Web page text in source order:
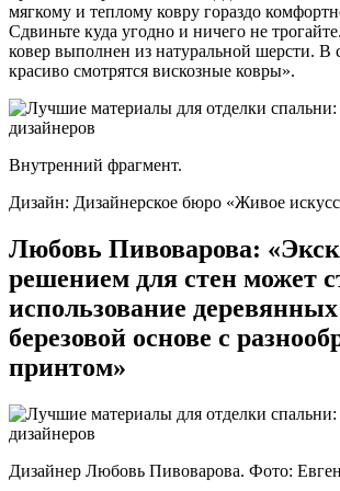
мягкому и теплому ковру гораздо
Сдвиньте куда угодно и ничего не
ковер выполнен из натуральной шерсти. В
красиво смотрятся вискозные ковры».
Внутренний фрагмент.
Дизайн: Дизайнерское бюро «Живое
Любовь Пивоварова:
решением для стен может
использование
березовой основе с
принтом»
Дизайнер Любовь Пивоварова. Фото: